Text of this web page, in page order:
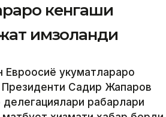
кенгаши
имзоланди
Евроосиё ҳукуматлараро
Президенти Садир Жапаров
раҳбарлари